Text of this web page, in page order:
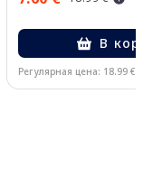
В
Регулярная цена: 18.99 €